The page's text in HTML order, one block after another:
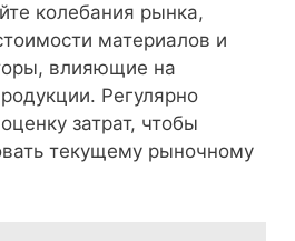
колебания рынка,
материалов и
влияющие на
Регулярно
затрат, чтобы
текущему рыночному